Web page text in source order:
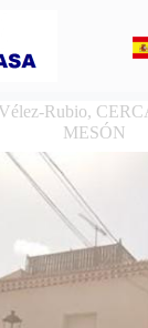
Vélez-Rubio,
MESÓN